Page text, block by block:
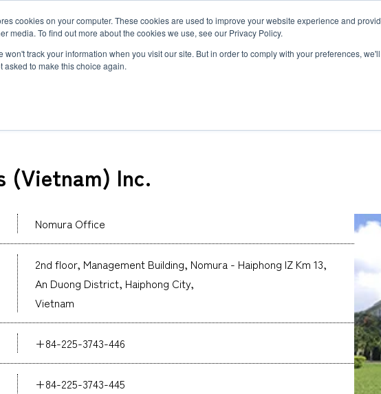
cookies on your computer. These cookies are used to improve your website experience and
media. To find out more about the cookies we use, see our Privacy Policy.
won't track your information when you visit our site. But in order to comply with your preferences,
asked to make this choice again.
MLG BLOGJP/
送 半導体関連・精密機器輸送
国際海上輸送
カーボンインセット
MCS
サステナビリティ
Innovation
企業情報
企業概要・沿革
ダイバーシティ
(Vietnam) Inc.
Nomura Office
2nd floor, Management Building, Nomura - Haiphong IZ Km 13,
An Duong District, Haiphong City,
Vietnam
+84-225-3743-446
+84-225-3743-445